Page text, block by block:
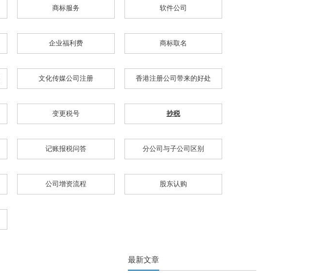
商标服务 软件公司
企业福利费 商标取名
文化传媒公司注册 香港注册公司带来的好处
变更税号 抄税
记账报税问答 分公司与子公司区别
公司增资流程 股东认购
最新文章